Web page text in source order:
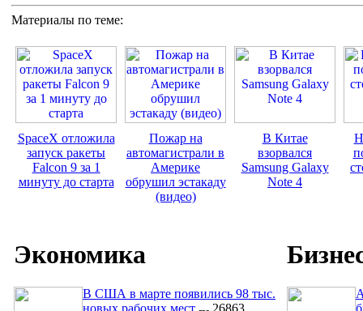
Материалы по теме:
SpaceX отложила
запуск ракеты
Falcon 9 за 1
минуту до старта
Пожар на
автомагистрали в
Америке
обрушил эстакаду
(видео)
В Китае
взорвался
Samsung Galaxy
Note 4
Экономика
В США в марте появились 98 тыс.